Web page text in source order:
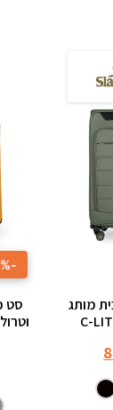
מותג
-19%